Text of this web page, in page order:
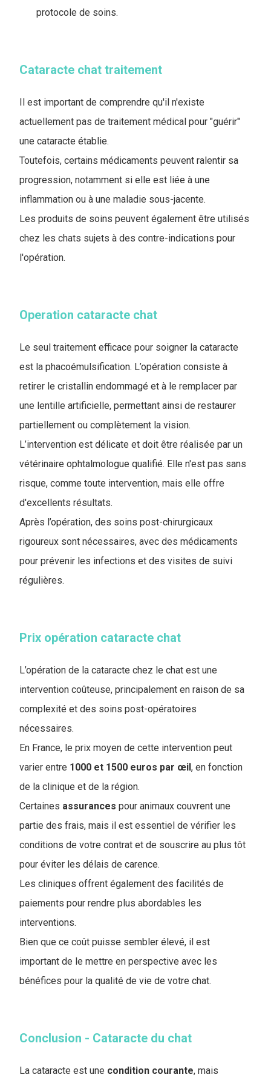
protocole de soins.
Cataracte chat traitement
Il est important de comprendre qu'il n'existe
actuellement pas de traitement médical pour "guérir"
une cataracte établie.
Toutefois, certains médicaments peuvent ralentir sa
progression, notamment si elle est liée à une
inflammation ou à une maladie sous-jacente.
Les produits de soins peuvent également être utilisés
chez les chats sujets à des contre-indications pour
l'opération.
Operation cataracte chat
Le seul traitement efficace pour soigner la cataracte
est la phacoémulsification. L’opération consiste à
retirer le cristallin endommagé et à le remplacer par
une lentille artificielle, permettant ainsi de restaurer
partiellement ou complètement la vision.
L’intervention est délicate et doit être réalisée par un
vétérinaire ophtalmologue qualifié. Elle n'est pas sans
risque, comme toute intervention, mais elle offre
d'excellents résultats.
Après l’opération, des soins post-chirurgicaux
rigoureux sont nécessaires, avec des médicaments
pour prévenir les infections et des visites de suivi
régulières.
Prix opération cataracte chat
L’opération de la cataracte chez le chat est une
intervention coûteuse, principalement en raison de sa
complexité et des soins post-opératoires
nécessaires.
En France, le prix moyen de cette intervention peut
varier entre 1000 et 1500 euros par œil, en fonction
de la clinique et de la région.
Certaines assurances pour animaux couvrent une
partie des frais, mais il est essentiel de vérifier les
conditions de votre contrat et de souscrire au plus tôt
pour éviter les délais de carence.
Les cliniques offrent également des facilités de
paiements pour rendre plus abordables les
interventions.
Bien que ce coût puisse sembler élevé, il est
important de le mettre en perspective avec les
bénéfices pour la qualité de vie de votre chat.
Conclusion - Cataracte du chat
La cataracte est une condition courante, mais